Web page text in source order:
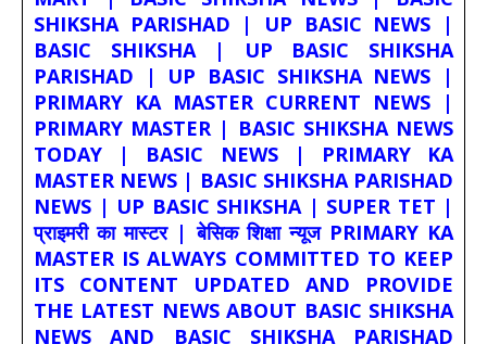
SHIKSHA PARISHAD | UP BASIC NEWS |
BASIC SHIKSHA | UP BASIC SHIKSHA
PARISHAD | UP BASIC SHIKSHA NEWS |
PRIMARY KA MASTER CURRENT NEWS |
PRIMARY MASTER | BASIC SHIKSHA NEWS
TODAY | BASIC NEWS | PRIMARY KA
MASTER NEWS | BASIC SHIKSHA PARISHAD
NEWS | UP BASIC SHIKSHA | SUPER TET |
प्राइमरी का मास्टर | बेसिक शिक्षा न्यूज PRIMARY KA
MASTER IS ALWAYS COMMITTED TO KEEP
ITS CONTENT UPDATED AND PROVIDE
THE LATEST NEWS ABOUT BASIC SHIKSHA
NEWS AND BASIC SHIKSHA PARISHAD